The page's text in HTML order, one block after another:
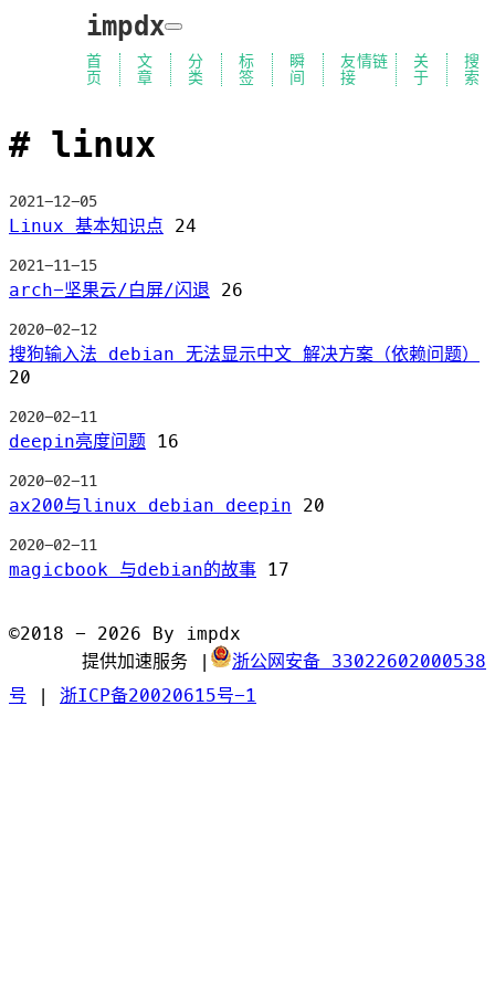
impdx
首
页
文
章
分
类
标
签
瞬
间
友情链
接
关
于
搜
索
linux
2021-12-05
Linux 基本知识点 24
2021-11-15
arch-坚果云/白屏/闪退 26
2020-02-12
搜狗输入法 debian 无法显示中文 解决方案（依赖问题）
20
2020-02-11
deepin亮度问题 16
2020-02-11
ax200与linux debian deepin 20
2020-02-11
magicbook 与debian的故事 17
©2018 - 2026 By impdx
提供加速服务 |
浙公网安备 33022602000538
号 | 浙ICP备20020615号-1